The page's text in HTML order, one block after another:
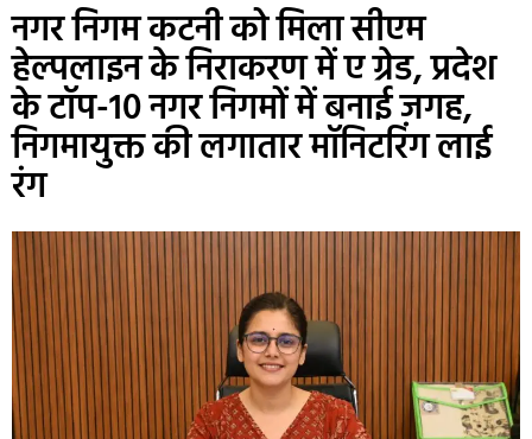
नगर निगम कटनी को मिला सीएम
हेल्पलाइन के निराकरण में ए ग्रेड, प्रदेश
के टॉप-10 नगर निगमों में बनाई जगह,
निगमायुक्त की लगातार मॉनिटरिंग लाई
रंग